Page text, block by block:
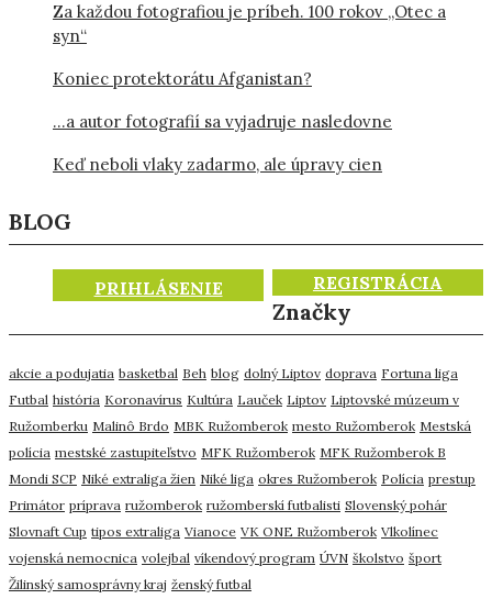
Za každou fotografiou je príbeh. 100 rokov „Otec a
syn“
Koniec protektorátu Afganistan?
…a autor fotografií sa vyjadruje nasledovne
Keď neboli vlaky zadarmo, ale úpravy cien
BLOG
PRIHLÁSENIE REGISTRÁCIA
Značky
akcie a podujatia basketbal Beh blog dolný Liptov doprava Fortuna liga
Futbal história Koronavírus Kultúra Lauček Liptov Liptovské múzeum v
Ružomberku Malinô Brdo MBK Ružomberok mesto Ružomberok Mestská
polícia mestské zastupiteľstvo MFK Ružomberok MFK Ružomberok B
Mondi SCP Niké extraliga žien Niké liga okres Ružomberok Polícia prestup
Primátor príprava ružomberok ružomberskí futbalisti Slovenský pohár
Slovnaft Cup tipos extraliga Vianoce VK ONE Ružomberok Vlkolínec
vojenská nemocnica volejbal víkendový program ÚVN školstvo šport
Žilinský samosprávny kraj ženský futbal